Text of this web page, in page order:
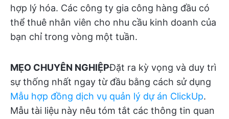
hợp lý hóa. Các công ty gia công hàng đầu có
thể thuê nhân viên cho nhu cầu kinh doanh của
bạn chỉ trong vòng một tuần.
MẸO CHUYÊN NGHIỆPĐặt ra kỳ vọng và duy trì
sự thống nhất ngay từ đầu bằng cách sử dụng
Mẫu hợp đồng dịch vụ quản lý dự án ClickUp.
Mẫu tài liệu này nêu tóm tắt các thông tin quan